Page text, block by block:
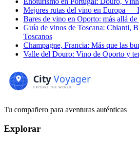
Mejores rutas del vino en Europa —
Bares de vino en Oporto: más allá de
Guía de vinos de Toscana: Chianti,
Toscanos
Champagne, Francia: Más que las
Valle del Douro: Vino de Oporto y
Tu compañero para aventuras auténticas
Explorar